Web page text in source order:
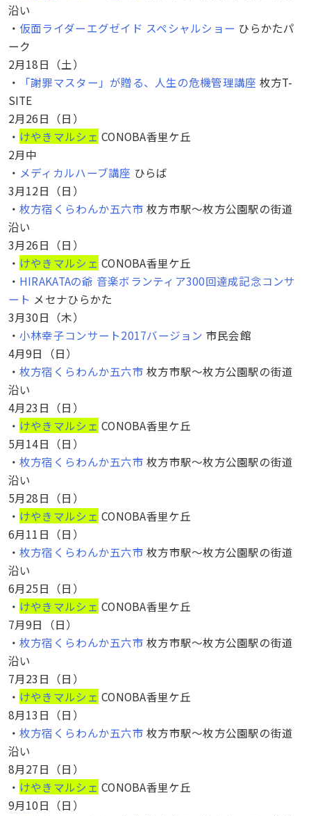
沿い
・ 仮面ライダーエグゼイド スペシャルショー ひらかたパ
ーク
2月18日（土）
・
「謝罪マスター」が贈る、人生の危機管理講座 枚方T-
SITE
2月26日（日）
・ けやきマルシェ CONOBA香里ケ丘
2月中
・ メディカルハーブ講座 ひらば
3月12日（日）
・ 枚方宿くらわんか五六市 枚方市駅〜枚方公園駅の街道
沿い
3月26日（日）
・ けやきマルシェ CONOBA香里ケ丘
・ HIRAKATAの爺 音楽ボランティア300回達成記念コンサ
ート メセナひらかた
3月30日（木）
・ 小林幸子コンサート2017バージョン 市民会館
4月9日（日）
・ 枚方宿くらわんか五六市 枚方市駅〜枚方公園駅の街道
沿い
4月23日（日）
・ けやきマルシェ CONOBA香里ケ丘
5月14日（日）
・ 枚方宿くらわんか五六市 枚方市駅〜枚方公園駅の街道
沿い
5月28日（日）
・ けやきマルシェ CONOBA香里ケ丘
6月11日（日）
・ 枚方宿くらわんか五六市 枚方市駅〜枚方公園駅の街道
沿い
6月25日（日）
・ けやきマルシェ CONOBA香里ケ丘
7月9日（日）
・ 枚方宿くらわんか五六市 枚方市駅〜枚方公園駅の街道
沿い
7月23日（日）
・ けやきマルシェ CONOBA香里ケ丘
8月13日（日）
・ 枚方宿くらわんか五六市 枚方市駅〜枚方公園駅の街道
沿い
8月27日（日）
・ けやきマルシェ CONOBA香里ケ丘
9月10日（日）